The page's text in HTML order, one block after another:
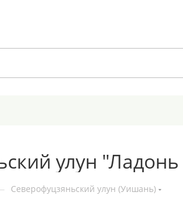
улун "Ладонь
Северофуцзяньский улун (Уишань)